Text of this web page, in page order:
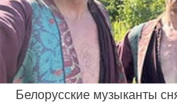
Белорусские музыканты